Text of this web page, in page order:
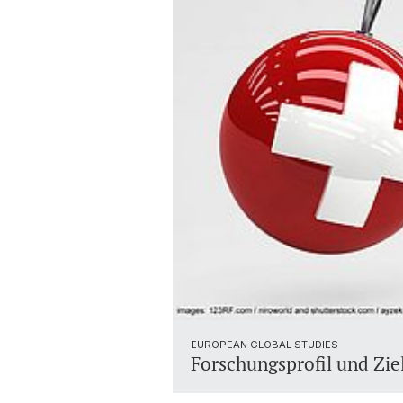
EUROPEAN GLOBAL STUDIES
Forschungsprofil und